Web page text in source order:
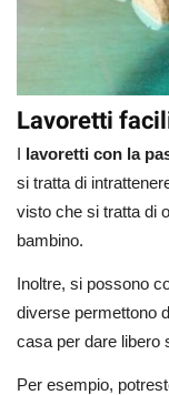
Lavoretti
I lavoretti con la
si tratta di
visto che si tratta di
bambino.
Inoltre, si possono
diverse permettono
casa per dare libero
Per esempio,